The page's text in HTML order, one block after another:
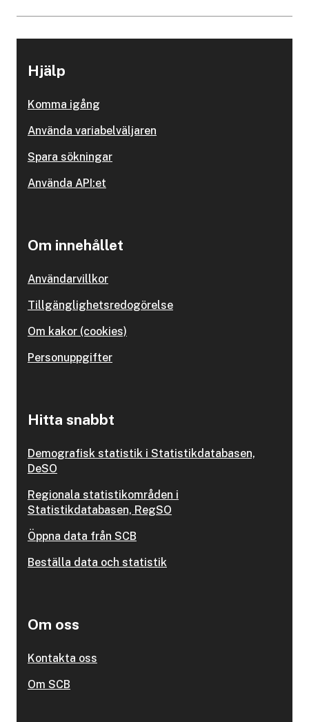
Hjälp
Komma igång
Använda variabelväljaren
Spara sökningar
Använda API:et
Om innehållet
Användarvillkor
Tillgänglighetsredogörelse
Om kakor (cookies)
Personuppgifter
Hitta snabbt
Demografisk statistik i Statistikdatabasen,
DeSO
Regionala statistikområden i
Statistikdatabasen, RegSO
Öppna data från SCB
Beställa data och statistik
Om oss
Kontakta oss
Om SCB